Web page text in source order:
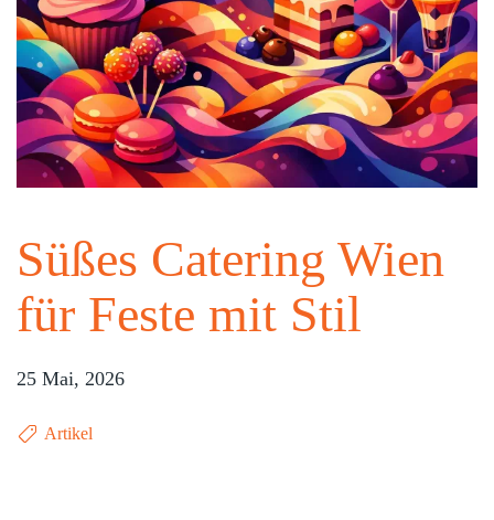
Süßes Catering Wien
für Feste mit Stil
25 Mai, 2026
Artikel